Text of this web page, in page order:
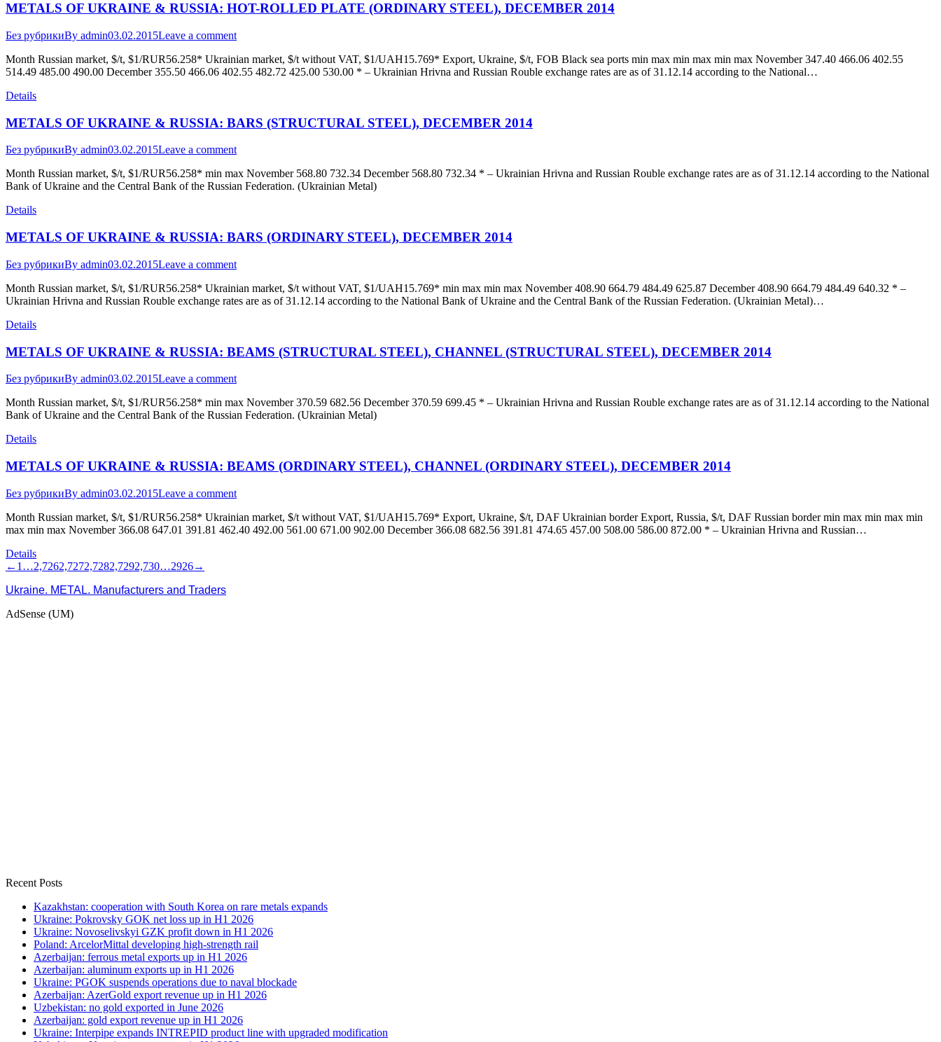
METALS OF UKRAINE & RUSSIA: HOT-ROLLED PLATE (ORDINARY STEEL), DECEMBER 2014
Без рубрикиBy admin03.02.2015Leave a comment
Month Russian market, $/t, $1/RUR56.258* Ukrainian market, $/t without VAT, $1/UAH15.769* Export, Ukraine, $/t, FOB Black sea ports min max min max min max November 347.40 466.06 402.55
514.49 485.00 490.00 December 355.50 466.06 402.55 482.72 425.00 530.00 * – Ukrainian Hrivna and Russian Rouble exchange rates are as of 31.12.14 according to the National…
Details
METALS OF UKRAINE & RUSSIA: BARS (STRUCTURAL STEEL), DECEMBER 2014
Без рубрикиBy admin03.02.2015Leave a comment
Month Russian market, $/t, $1/RUR56.258* min max November 568.80 732.34 December 568.80 732.34 * – Ukrainian Hrivna and Russian Rouble exchange rates are as of 31.12.14 according to the National
Bank of Ukraine and the Central Bank of the Russian Federation. (Ukrainian Metal)
Details
METALS OF UKRAINE & RUSSIA: BARS (ORDINARY STEEL), DECEMBER 2014
Без рубрикиBy admin03.02.2015Leave a comment
Month Russian market, $/t, $1/RUR56.258* Ukrainian market, $/t without VAT, $1/UAH15.769* min max min max November 408.90 664.79 484.49 625.87 December 408.90 664.79 484.49 640.32 * –
Ukrainian Hrivna and Russian Rouble exchange rates are as of 31.12.14 according to the National Bank of Ukraine and the Central Bank of the Russian Federation. (Ukrainian Metal)…
Details
METALS OF UKRAINE & RUSSIA: BEAMS (STRUCTURAL STEEL), CHANNEL (STRUCTURAL STEEL), DECEMBER 2014
Без рубрикиBy admin03.02.2015Leave a comment
Month Russian market, $/t, $1/RUR56.258* min max November 370.59 682.56 December 370.59 699.45 * – Ukrainian Hrivna and Russian Rouble exchange rates are as of 31.12.14 according to the National
Bank of Ukraine and the Central Bank of the Russian Federation. (Ukrainian Metal)
Details
METALS OF UKRAINE & RUSSIA: BEAMS (ORDINARY STEEL), CHANNEL (ORDINARY STEEL), DECEMBER 2014
Без рубрикиBy admin03.02.2015Leave a comment
Month Russian market, $/t, $1/RUR56.258* Ukrainian market, $/t without VAT, $1/UAH15.769* Export, Ukraine, $/t, DAF Ukrainian border Export, Russia, $/t, DAF Russian border min max min max min
max min max November 366.08 647.01 391.81 462.40 492.00 561.00 671.00 902.00 December 366.08 682.56 391.81 474.65 457.00 508.00 586.00 872.00 * – Ukrainian Hrivna and Russian…
Details
← 1 …2,7262,7272,7282,7292,730…2926→
Ukraine. METAL. Manufacturers and Traders
AdSense (UM)
Recent Posts
Kazakhstan: cooperation with South Korea on rare metals expands
Ukraine: Pokrovsky GOK net loss up in H1 2026
Ukraine: Novoselivskyi GZK profit down in H1 2026
Poland: ArcelorMittal developing high-strength rail
Azerbaijan: ferrous metal exports up in H1 2026
Azerbaijan: aluminum exports up in H1 2026
Ukraine: PGOK suspends operations due to naval blockade
Azerbaijan: AzerGold export revenue up in H1 2026
Uzbekistan: no gold exported in June 2026
Azerbaijan: gold export revenue up in H1 2026
Ukraine: Interpipe expands INTREPID product line with upgraded modification